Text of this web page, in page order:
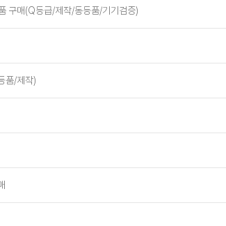
구매(Q등급/제작/동등품/기기검증)
품/제작)